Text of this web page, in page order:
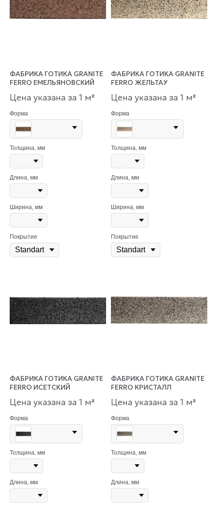
ФАБРИКА ГОТИКА GRANITE
FERRO ЕМЕЛЬЯНОВСКИЙ
Цена указана за 1 м²
Форма
Толщина, мм
Длина, мм
Ширина, мм
Покрытие
ФАБРИКА ГОТИКА GRANITE
FERRO ЖЕЛЬТАУ
Цена указана за 1 м²
Форма
Толщина, мм
Длина, мм
Ширина, мм
Покрытие
ФАБРИКА ГОТИКА GRANITE
FERRO ИСЕТСКИЙ
Цена указана за 1 м²
Форма
Толщина, мм
Длина, мм
ФАБРИКА ГОТИКА GRANITE
FERRO КРИСТАЛЛ
Цена указана за 1 м²
Форма
Толщина, мм
Длина, мм